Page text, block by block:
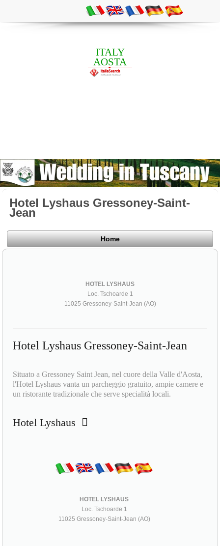
ITALY
AOSTA
Hotel Lyshaus Gressoney-Saint-
Jean
Home
HOTEL LYSHAUS
Loc. Tschoarde 1
11025 Gressoney-Saint-Jean (AO)
Hotel Lyshaus Gressoney-Saint-Jean
Situato a Gressoney Saint Jean, nel cuore della Valle d'Aosta,
l'Hotel Lyshaus vanta un parcheggio gratuito, ampie camere e
un ristorante tradizionale che serve specialità locali.
Hotel Lyshaus
HOTEL LYSHAUS
Loc. Tschoarde 1
11025 Gressoney-Saint-Jean (AO)